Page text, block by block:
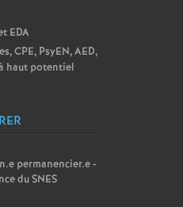
EDA
CPE, PsyEN, AED,
haut potentiel
permanencier.e -
du SNES